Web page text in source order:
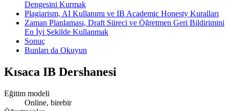
Dengesini Kurmak
Plagiarism, AI Kullanımı ve IB Academic Honesty Kuralları
Zaman Planlaması, Draft Süreci ve Öğretmen Geri Bildirimini
En İyi Şekilde Kullanmak
Sonuç
Bunları da Okuyun
Kısaca IB Dershanesi
Eğitim modeli
Online, birebir